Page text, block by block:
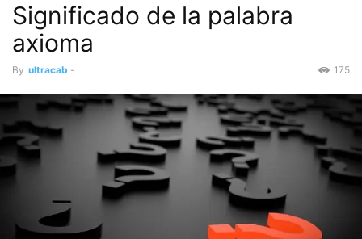
Significado de la palabra
axioma
By ultracab - 175